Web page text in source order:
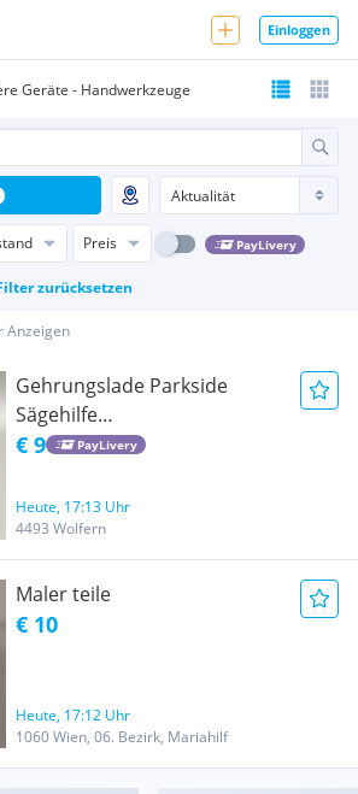
Einloggen
Geräte - Handwerkzeuge
Preis PayLivery
zurücksetzen
Anzeigen
Gehrungslade Parkside
Sägehilfe
Gehrungsschneidlade
€ 9 PayLivery
Heute, 17:13 Uhr
4493 Wolfern
Maler teile
€ 10
Heute, 17:12 Uhr
1060 Wien, 06. Bezirk, Mariahilf